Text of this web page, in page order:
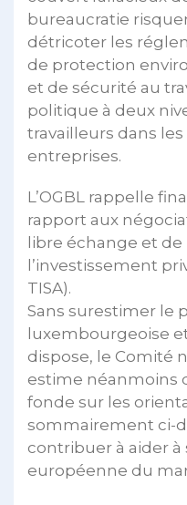
bureaucratie
détricoter les
de protection
et de sécurité au
politique à deux
travailleurs dans
entreprises.
L’OGBL rappelle
rapport aux
libre échange et
l’investissement
TISA).
Sans surestimer le
luxembourgeoise
dispose, le Comité
estime néanmoins
fonde sur les
sommairement ci-
contribuer à aider à
européenne du